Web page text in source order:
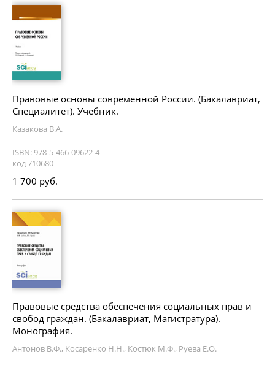
Правовые основы современной России. (Бакалавриат,
Специалитет). Учебник.
Казакова В.А.
ISBN: 978-5-466-09622-4
код 710680
1 700 руб.
Правовые средства обеспечения социальных прав и
свобод граждан. (Бакалавриат, Магистратура).
Монография.
Антонов В.Ф., Косаренко Н.Н., Костюк М.Ф., Руева Е.О.